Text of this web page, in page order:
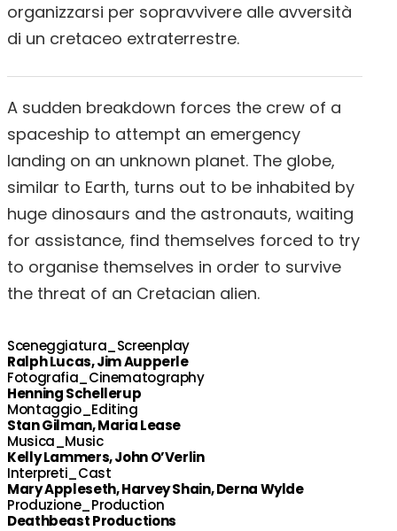
organizzarsi per sopravvivere alle avversità
di un cretaceo extraterrestre.
A sudden breakdown forces the crew of a
spaceship to attempt an emergency
landing on an unknown planet. The globe,
similar to Earth, turns out to be inhabited by
huge dinosaurs and the astronauts, waiting
for assistance, find themselves forced to try
to organise themselves in order to survive
the threat of an Cretacian alien.
Sceneggiatura_Screenplay
Ralph Lucas, Jim Aupperle
Fotografia_Cinematography
Henning Schellerup
Montaggio_Editing
Stan Gilman, Maria Lease
Musica_Music
Kelly Lammers, John O’Verlin
Interpreti_Cast
Mary Appleseth, Harvey Shain, Derna Wylde
Produzione_Production
Deathbeast Productions